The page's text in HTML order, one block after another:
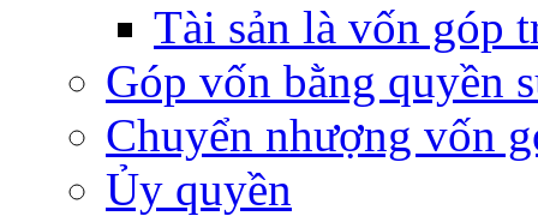
Tài sản là vốn góp
Góp vốn bằng quyền
Chuyển nhượng vốn
Ủy quyền